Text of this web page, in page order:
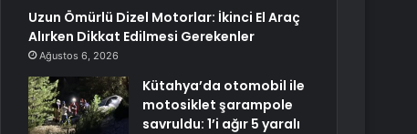
Uzun Ömürlü Dizel Motorlar: İkinci El Araç
Alırken Dikkat Edilmesi Gerekenler
Ağustos 6, 2026
Kütahya’da otomobil ile
motosiklet şarampole
savruldu: 1’i ağır 5 yaralı